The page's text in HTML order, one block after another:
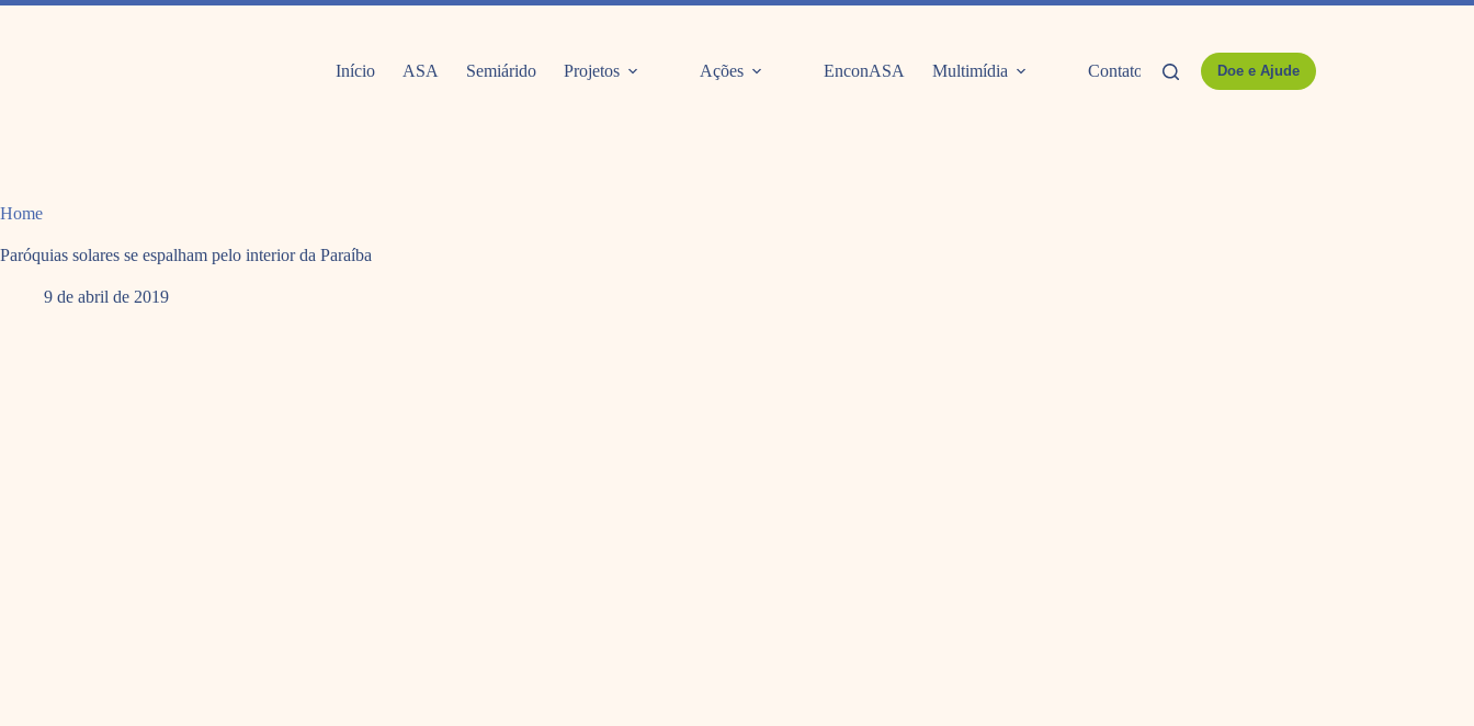
Pular
Início ASA Semiárido Projetos Ações EnconASA Multimídia Contato Doe e Ajude
Home
Paróquias solares se espalham pelo interior da Paraíba
9 de abril de 2019